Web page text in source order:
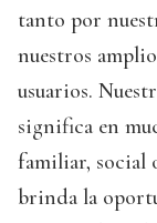
tanto por
nuestros
usuarios.
significa en
familiar, social
brinda la